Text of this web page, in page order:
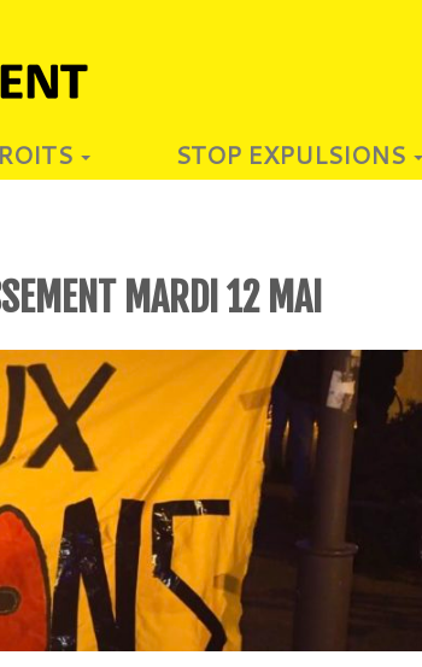
STOP EXPULSIONS
MARDI 12 MAI